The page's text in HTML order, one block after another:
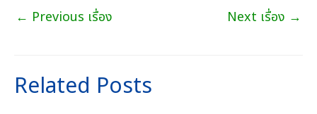
h
มุ
ร
พ
← Previous เรื่อง Next เรื่อง →
Related Posts